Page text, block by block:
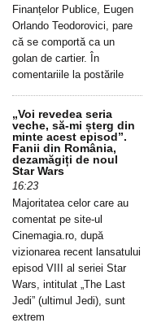
Finanțelor Publice, Eugen
Orlando Teodorovici, pare
că se comportă ca un
golan de cartier. În
comentariile la postările
„Voi revedea seria
veche, să-mi șterg din
minte acest episod”.
Fanii din România,
dezamăgiți de noul
Star Wars
16:23
Majoritatea celor care au
comentat pe site-ul
Cinemagia.ro, după
vizionarea recent lansatului
episod VIII al seriei Star
Wars, intitulat „The Last
Jedi” (ultimul Jedi), sunt
extrem